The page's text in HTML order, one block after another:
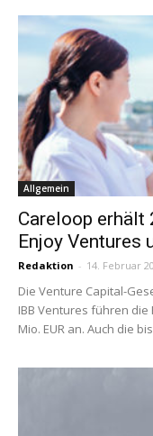
Allgemein
Careloop erhält
Enjoy Ventures
Redaktion - 14. Februar
Die Venture Capital-
IBB Ventures führen
Mio. EUR an. Auch die